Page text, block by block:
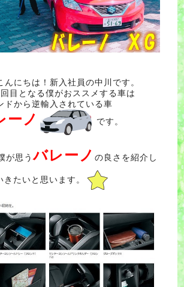
んにちは！新入社員の中川です。
目となる僕がおススメする車は
ドから逆輸入されている車
ーノ です。
が思うバレーノ の良さを紹介し
きたいと思います。